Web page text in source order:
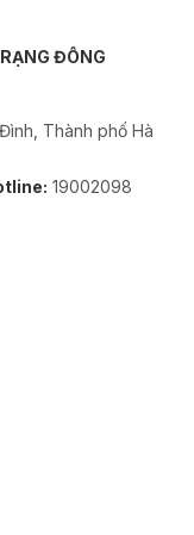
ĐÔNG
Thành phố Hà
19002098